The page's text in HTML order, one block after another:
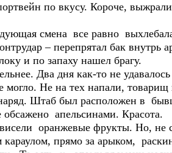
по вкусу. Короче, выжрали
смена все равно
– перепрятал бак внутрь
и по запаху нашел брагу.
Два дня как-то не
могло. Не на тех напали,
Штаб был расположен в
апельсинами. Красота.
оранжевые фрукты. Но, не
прямо за арыком,